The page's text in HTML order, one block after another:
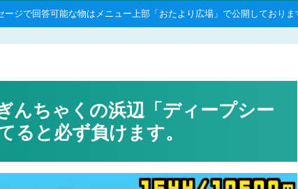
ージで回答可能な物はメニュー上部「おたより広場」で公開しておりま
んちゃくの浜辺「ディープシー
ると必ず負けます。